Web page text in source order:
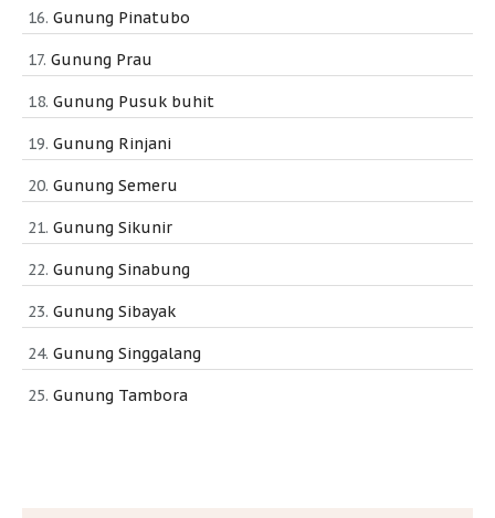
Gunung Pinatubo
Gunung Prau
Gunung Pusuk buhit
Gunung Rinjani
Gunung Semeru
Gunung Sikunir
Gunung Sinabung
Gunung Sibayak
Gunung Singgalang
Gunung Tambora